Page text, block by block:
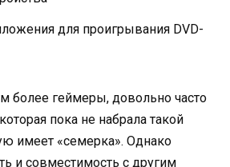
для проигрывания DVD-
более геймеры, довольно часто
пока не набрала такой
имеет «семерка». Однако
и совместимость с другим